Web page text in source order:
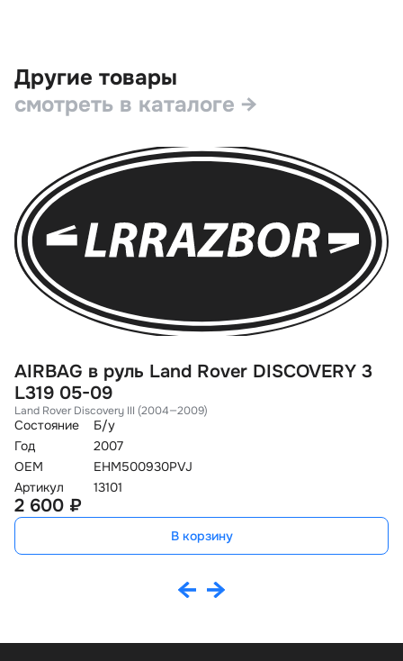
Другие товары
смотреть в каталоге →
AIRBAG в руль Land Rover DISCOVERY 3
L319 05-09
Land Rover Discovery III (2004—2009)
Состояние
Б/у
Год
2007
OEM
EHM500930PVJ
Артикул
13101
2 600 ₽
В корзину